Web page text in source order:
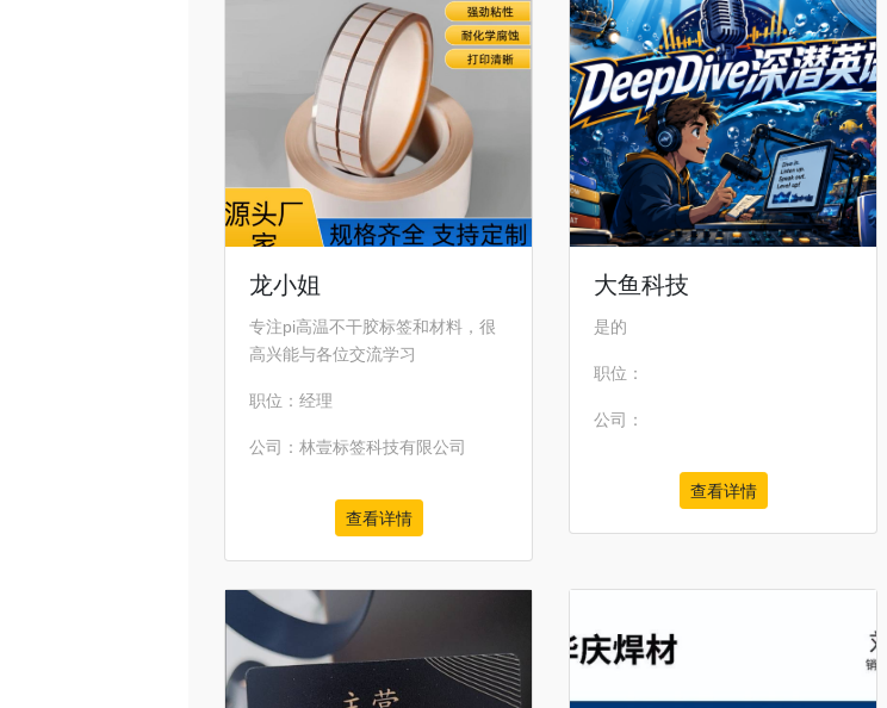
龙小姐
专注pi高温不干胶标签和材料，很
高兴能与各位交流学习
职位：经理
公司：林壹标签科技有限公司
查看详情
大鱼科技
是的
职位：
公司：
查看详情